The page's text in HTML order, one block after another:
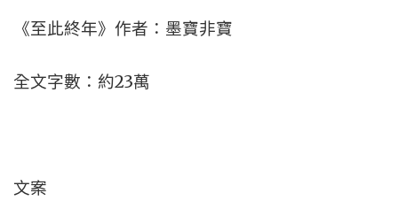
《至此終年》作者：墨寶非寶
全文字數：約23萬
文案